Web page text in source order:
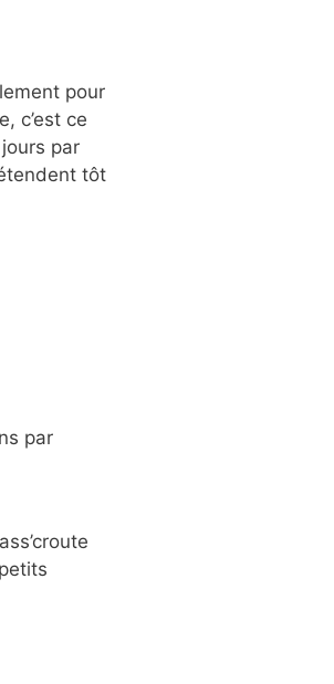
pour
c’est ce
par
tôt
par